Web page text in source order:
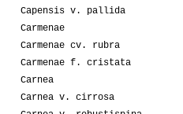
Capensis v. pallida
Carmenae
Carmenae cv. rubra
Carmenae f. cristata
Carnea
Carnea v. cirrosa